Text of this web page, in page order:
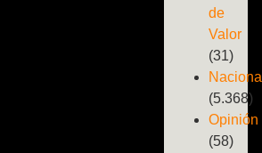
de
Valor
(31)
Nacional
(5.368)
Opinión
(58)